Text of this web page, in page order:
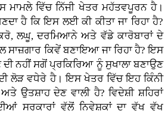
ਵਿੱਚ ਨਿੱਜੀ ਖੇਤਰ ਮਹੱਤਵਪੂਰਨ ਹੈ।
ਹੈ ਕਿ ਇਸ ਲਈ ਕੀ ਕੀਤਾ ਜਾ ਰਿਹਾ ਹੈ?
ਲਘੂ, ਦਰਮਿਆਨੇ ਅਤੇ ਵੱਡੇ ਕਾਰੋਬਾਰਾਂ ਦੇ
ਸਾਜ਼ਗਾਰ ਕਿਵੇਂ ਬਣਾਇਆ ਜਾ ਰਿਹਾ ਹੈ? ਇਸ
ਨਹੀਂ ਸਗੋਂ ਪ੍ਰਕਿਰਿਆ ਨੂੰ ਸੁਖਾਲਾ ਬਣਾਉਣ
ਦੀ ਲੋੜ ਵਧੇਰੇ ਹੈ। ਇਸ ਖੇਤਰ ਵਿੱਚ ਇਹ ਕਿੰਨੀ
ਉਤਸ਼ਾਹ ਦੇਣ ਵਾਲੀ ਹੈ? ਵਿਦੇਸ਼ੀ ਸ਼ਹਿਰਾਂ
ਸਰਕਾਰਾਂ ਵੱਲੋਂ ਨਿਵੇਸ਼ਕਾਂ ਦਾ ਵੱਖ ਵੱਖ